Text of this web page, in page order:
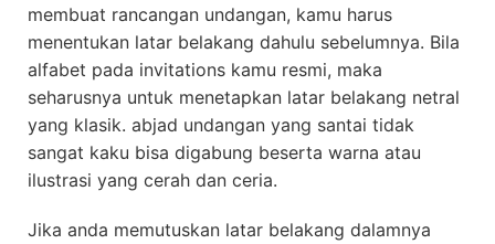
membuat rancangan undangan, kamu harus
menentukan latar belakang dahulu sebelumnya. Bila
alfabet pada invitations kamu resmi, maka
seharusnya untuk menetapkan latar belakang netral
yang klasik. abjad undangan yang santai tidak
sangat kaku bisa digabung beserta warna atau
ilustrasi yang cerah dan ceria.
Jika anda memutuskan latar belakang dalamnya